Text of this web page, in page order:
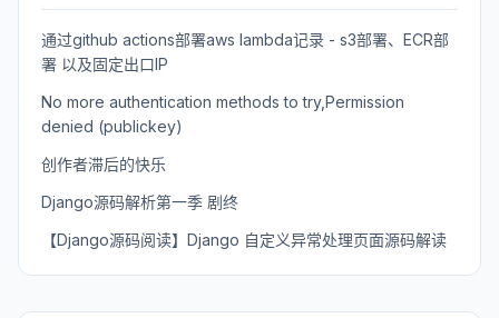
通过github actions部署aws lambda记录 - s3部署、ECR部
署 以及固定出口IP
No more authentication methods to try,Permission
denied (publickey)
创作者滞后的快乐
Django源码解析第一季 剧终
【Django源码阅读】Django 自定义异常处理页面源码解读